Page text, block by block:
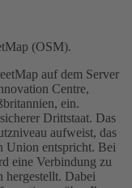
(OSM).
auf dem Server
Centre,
ein.
Drittstaat. Das
aufweist, das
Union entspricht. Bei
eine Verbindung zu
hergestellt. Dabei